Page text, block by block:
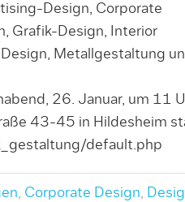
Design, Corporate
Grafik-Design, Interior
Metallgestaltung
26. Januar, um 11
43-45 in Hildesheim
default.php
Corporate Design